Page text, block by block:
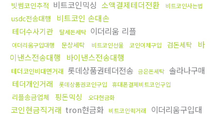
빗썸코인추적 비트코인믹싱 소액결제테더전환 비트코인사는법
usdc전송대행 비트코인 손대손
테더수사기관 탈세돈세탁 이더리움 리플
이더리움구입대행 문상세탁 비트코인선물 코인이체구입 검돈세탁
바
이낸스전송대행 바이낸스전송대행
테더코인비대면거래 롯데상품권테더전송 금은돈세탁 솔라나구매
테더개인거래 롯데상품권코인구입 휴대폰결제비트코인구입
리플송금업체 핑돈믹싱 오다현금화
코인현금직거래 tron현금화 비트코인퀵거래
이더리움구입대